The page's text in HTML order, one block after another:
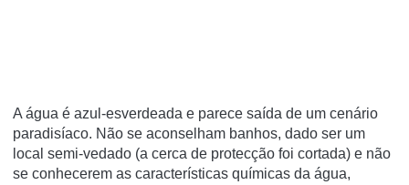
A água é azul-esverdeada e parece saída de um cenário
paradisíaco. Não se aconselham banhos, dado ser um
local semi-vedado (a cerca de protecção foi cortada) e não
se conhecerem as características químicas da água,